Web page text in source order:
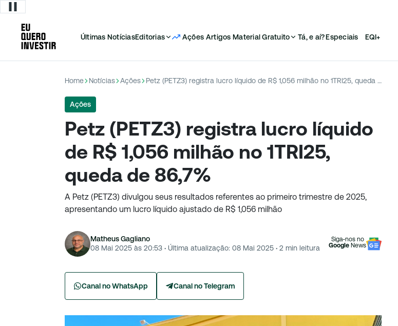
Últimas NotíciasEditorias Ações Artigos Material Gratuito Tá, e aí?Especiais EQI+
Home Notícias Ações Petz (PETZ3) registra lucro líquido de R$ 1,056 milhão no 1TRI25, queda de 86,7%
Ações
Petz (PETZ3) registra lucro líquido
de R$ 1,056 milhão no 1TRI25,
queda de 86,7%
A Petz (PETZ3) divulgou seus resultados referentes ao primeiro trimestre de 2025,
apresentando um lucro líquido ajustado de R$ 1,056 milhão
Matheus Gagliano
08 Mai 2025 às 20:53 · Última atualização: 08 Mai 2025 · 2 min leitura
Siga-nos no
Google News
Canal no WhatsApp Canal no Telegram